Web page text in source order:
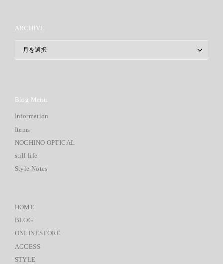
ARCHIVE
Blog Menu
Information
Items
NOCHINO OPTICAL
still life
Style Notes
HOME
BLOG
ONLINESTORE
ACCESS
STYLE